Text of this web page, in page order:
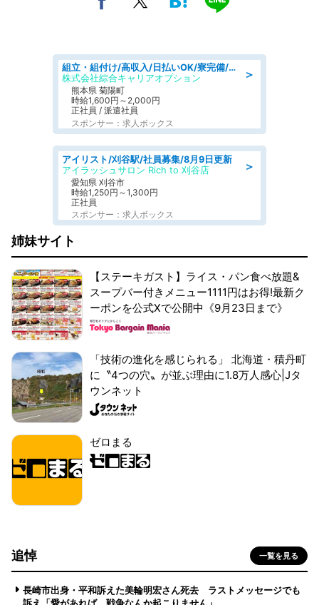
＞
組立・組付け/高収入/日払いOK/寮完備/交替制/20・30・40代活躍中
株式会社綜合キャリアオプション
熊本県 菊陽町
時給1,600円～2,000円
正社員 / 派遣社員
スポンサー：求人ボックス
＞
アイリスト/刈谷駅/社員募集/8月9日更新
アイラッシュサロン Rich to 刈谷店
愛知県 刈谷市
時給1,250円～1,300円
正社員
スポンサー：求人ボックス
姉妹サイト
【ステーキガスト】ライス・パン食べ放題&
スープバー付きメニュー1111円はお得!最新ク
ーポンを公式Xで公開中《9月23日まで》
「技術の進化を感じられる」 北海道・積丹町
に〝4つの穴〟が並ぶ理由に1.8万人感心|Jタ
ウンネット
ゼロまる
追悼 一覧を見る
長崎市出身・平和訴えた美輪明宏さん死去 ラストメッセージでも